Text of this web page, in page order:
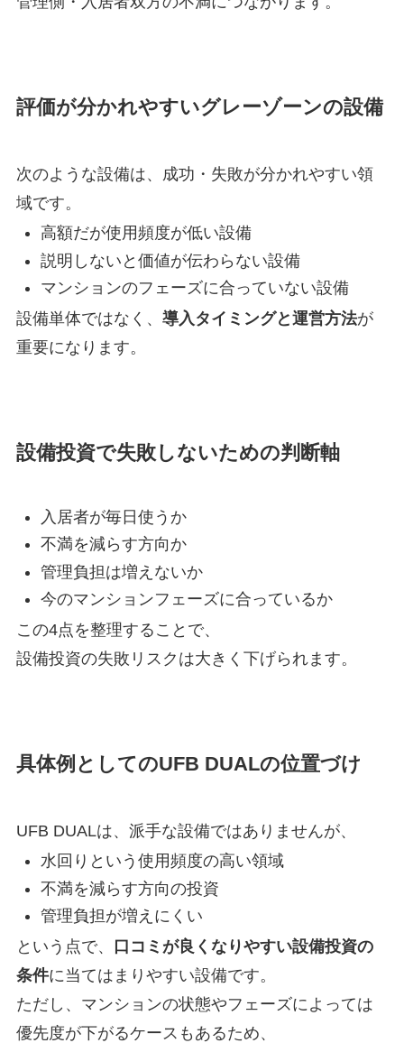
評価が分かれやすいグレーゾーンの設備
次のような設備は、成功・失敗が分かれやすい領
域です。
高額だが使用頻度が低い設備
説明しないと価値が伝わらない設備
マンションのフェーズに合っていない設備
設備単体ではなく、 導入タイミングと運営方法が
重要になります。
設備投資で失敗しないための判断軸
入居者が毎日使うか
不満を減らす方向か
管理負担は増えないか
今のマンションフェーズに合っているか
この4点を整理することで、
設備投資の失敗リスクは大きく下げられます。
具体例としてのUFB DUALの位置づけ
UFB DUALは、派手な設備ではありませんが、
水回りという使用頻度の高い領域
不満を減らす方向の投資
管理負担が増えにくい
という点で、
口コミが良くなりやすい設備投資の
条件に当てはまりやすい設備です。
ただし、マンションの状態やフェーズによっては
優先度が下がるケースもあるため、